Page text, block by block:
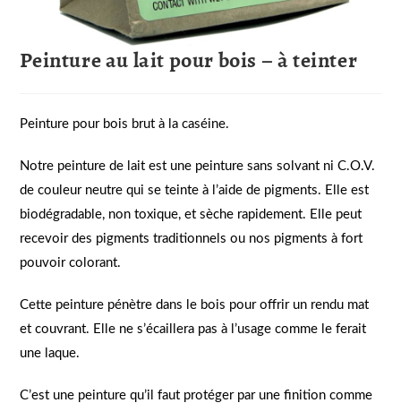
Peinture au lait pour bois – à teinter
Peinture pour bois brut à la caséine.
Notre peinture de lait est une peinture sans solvant ni C.O.V.
de couleur neutre qui se teinte à l’aide de pigments. Elle est
biodégradable, non toxique, et sèche rapidement. Elle peut
recevoir des pigments traditionnels ou nos pigments à fort
pouvoir colorant.
Cette peinture pénètre dans le bois pour offrir un rendu mat
et couvrant. Elle ne s’écaillera pas à l’usage comme le ferait
une laque.
C’est une peinture qu’il faut protéger par une finition comme